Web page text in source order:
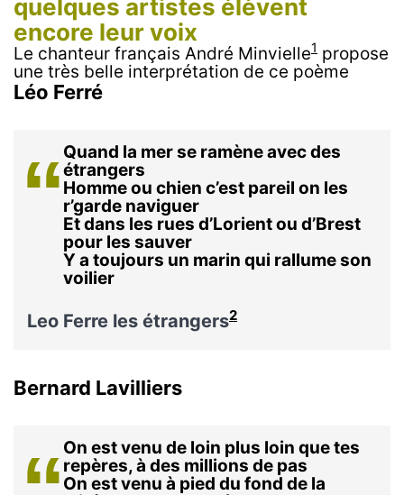
quelques artistes élèvent
encore leur voix
Le chanteur français André Minvielle1 propose
une très belle interprétation de ce poème
Léo Ferré
Quand la mer se ramène avec des
étrangers
Homme ou chien c’est pareil on les
r’garde naviguer
Et dans les rues d’Lorient ou d’Brest
pour les sauver
Y a toujours un marin qui rallume son
voilier
Leo Ferre les étrangers2
Bernard Lavilliers
On est venu de loin plus loin que tes
repères, à des millions de pas
On est venu à pied du fond de la